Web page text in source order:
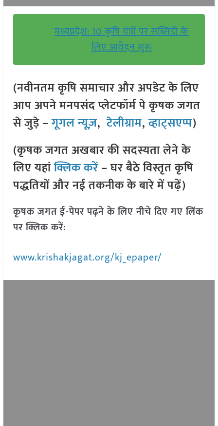
मध्यप्रदेश: 10 कृषि यंत्रों पर सब्सिडी के
लिए आवेदन शुरू
(नवीनतम कृषि समाचार और अपडेट के लिए
आप अपने मनपसंद प्लेटफॉर्म पे कृषक जगत
से जुड़े –गूगल न्यूज़,टेलीग्राम,व्हाट्सएप्प)
(कृषक जगत अखबार की सदस्यता लेने के
लिए यहांक्लिक करें– घर बैठे विस्तृत कृषि
पद्धतियों और नई तकनीक के बारे में पढ़ें)
कृषक जगत ई-पेपर पढ़ने के लिए नीचे दिए गए लिंक
पर क्लिक करें:
www.krishakjagat.org/kj_epaper/